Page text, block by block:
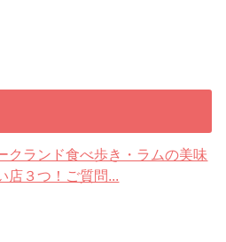
クランド食べ歩き・ラムの美味
店３つ！ご質問...